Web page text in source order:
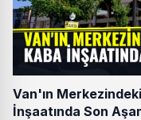
Van'ın
İnşaatında Son